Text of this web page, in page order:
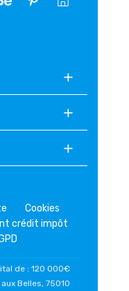
Cookies
crédit impôt
de : 120 000€
Belles, 75010